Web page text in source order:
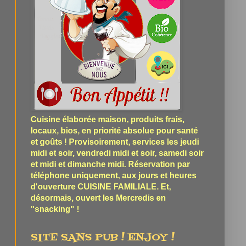
Cuisine élaborée maison, produits frais,
locaux, bios, en priorité absolue pour santé
et goûts ! Provisoirement, services les jeudi
midi et soir, vendredi midi et soir, samedi soir
et midi et dimanche midi. Réservation par
téléphone uniquement, aux jours et heures
d'ouverture CUISINE FAMILIALE. Et,
désormais, ouvert les Mercredis en
"snacking" !
SITE SANS PUB ! ENJOY !